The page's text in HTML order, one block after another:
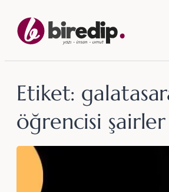
geç
Etiket:
öğrencisi şairler